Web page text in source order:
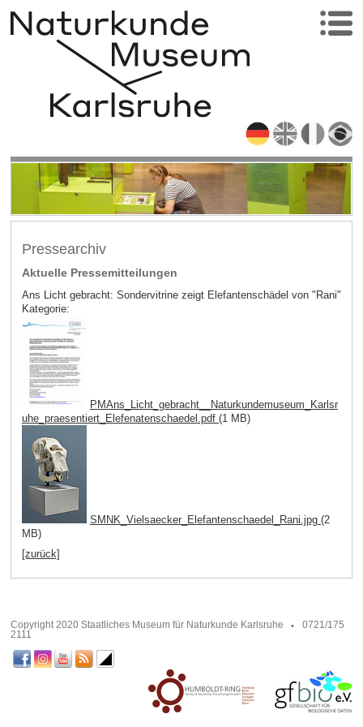
Pressearchiv
Aktuelle Pressemitteilungen
Ans Licht gebracht: Sondervitrine zeigt Elefantenschädel von "Rani"
Kategorie:
PMAns_Licht_gebracht__Naturkundemuseum_Karlsr
uhe_praesentiert_Elefenatenschaedel.pdf (1 MB)
SMNK_Vielsaecker_Elefantenschaedel_Rani.jpg (2
MB)
[zurück]
Copyright 2020 Staatliches Museum für Naturkunde Karlsruhe
0721/175
2111